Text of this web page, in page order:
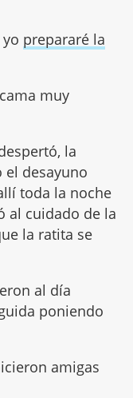
prepararé la
muy
la
desayuno
toda la noche
al cuidado de la
la ratita se
al día
poniendo
amigas